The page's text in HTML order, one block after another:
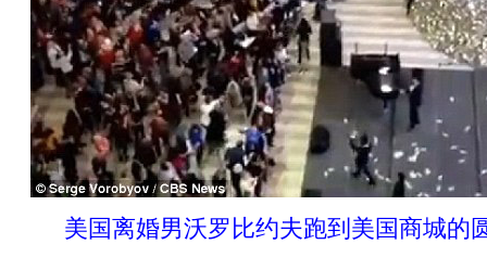
美国离婚男沃罗比约夫跑到美国商城的